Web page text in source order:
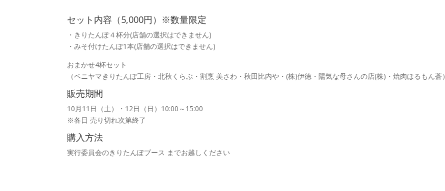
セット内容（5,000円）※数量限定
・きりたんぽ４杯分(店舗の選択はできません)
・みそ付けたんぽ1本(店舗の選択はできません)
おまかせ4杯セット
（ベニヤマきりたんぽ工房・北秋くらぶ・割烹 美さわ・秋田比内や・(株)伊徳・陽気な母さんの店(株)・焼肉ほるもん蒼）
販売期間
10月11日（土）・12日（日）10:00～15:00
※各日 売り切れ次第終了
購入方法
実行委員会のきりたんぽブース までお越しください